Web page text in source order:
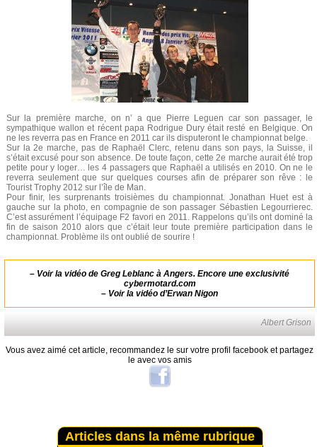
Sur la première marche, on n’ a que Pierre Leguen car son passager, le
sympathique wallon et récent papa Rodrigue Dury était resté en Belgique. On
ne les reverra pas en France en 2011 car ils disputeront le championnat belge.
Sur la 2e marche, pas de Raphaël Clerc, retenu dans son pays, la Suisse, il
s’était excusé pour son absence. De toute façon, cette 2e marche aurait été trop
petite pour y loger… les 4 passagers que Raphaël a utilisés en 2010. On ne le
reverra seulement que sur quelques courses afin de préparer son rêve : le
Tourist Trophy 2012 sur l’île de Man.
Pour finir, les surprenants troisièmes du championnat. Jonathan Huet est à
gauche sur la photo, en compagnie de son passager Sébastien Legourrierec.
C’est assurément l’équipage F2 favori en 2011. Rappelons qu’ils ont dominé la
fin de saison 2010 alors que c’était leur toute première participation dans le
championnat. Problème ils ont oublié de sourire !
– Voir la vidéo de Greg Leblanc à Angers. Encore une exclusivité
cybermotard.com
– Voir la vidéo d’Erwan Nigon
Albert Grison
Vous avez aimé cet article, recommandez le sur votre profil facebook et partagez
le avec vos amis
Articles dans la même rubrique